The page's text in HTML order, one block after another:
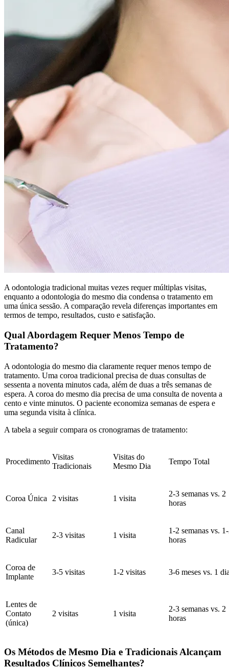
A odontologia tradicional muitas vezes requer múltiplas visitas,
enquanto a odontologia do mesmo dia condensa o tratamento em
uma única sessão. A comparação revela diferenças importantes em
termos de tempo, resultados, custo e satisfação.
Qual Abordagem Requer Menos Tempo de
Tratamento?
A odontologia do mesmo dia claramente requer menos tempo de
tratamento. Uma coroa tradicional precisa de duas consultas de
sessenta a noventa minutos cada, além de duas a três semanas de
espera. A coroa do mesmo dia precisa de uma consulta de noventa a
cento e vinte minutos. O paciente economiza semanas de espera e
uma segunda visita à clínica.
A tabela a seguir compara os cronogramas de tratamento:
Procedimento
Visitas
Tradicionais
Visitas do
Mesmo Dia
Tempo Total
Coroa Única 2 visitas 1 visita
2-3 semanas vs. 2
horas
Canal
Radicular
2-3 visitas 1 visita
1-2 semanas vs.
horas
Coroa de
Implante
3-5 visitas 1-2 visitas 3-6 meses vs. 1
Lentes de
Contato
(única)
2 visitas 1 visita
2-3 semanas vs. 2
horas
Os Métodos de Mesmo Dia e Tradicionais Alcançam
Resultados Clínicos Semelhantes?